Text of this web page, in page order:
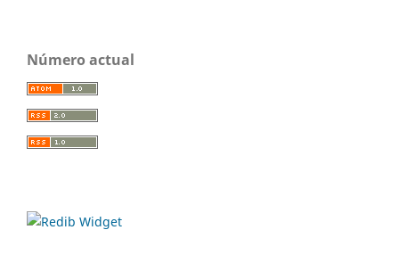
Número actual